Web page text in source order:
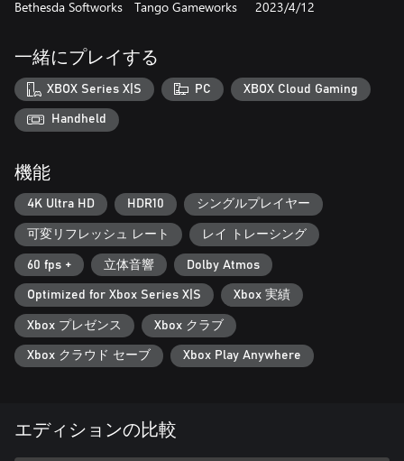
のものではない脅威に立ち向かおう。超常の力で東京上空へ舞
い上がれば、街を見下ろしながら新しいミッションを発見した
り、敵を追い詰めたりすることも可能だ。
https://eulas.bethesda.net/ghostwire%20tokyo
Bethesda Softworks Tango Gameworks 2023/4/12
一緒にプレイする
XBOX Series X|S PC XBOX Cloud Gaming
Handheld
機能
4K Ultra HD HDR10 シングルプレイヤー
可変リフレッシュ レート レイ トレーシング
60 fps + 立体音響 Dolby Atmos
Optimized for Xbox Series X|S Xbox 実績
Xbox プレゼンス Xbox クラブ
Xbox クラウド セーブ Xbox Play Anywhere
エディションの比較